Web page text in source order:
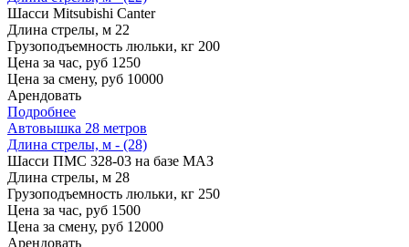
Шасси Mitsubishi Canter
Длина стрелы, м 22
Грузоподъемность люльки, кг 200
Цена за час, руб 1250
Цена за смену, руб 10000
Арендовать
Подробнее
Автовышка 28 метров
Длина стрелы, м - (28)
Шасси ПМС 328-03 на базе МАЗ
Длина стрелы, м 28
Грузоподъемность люльки, кг 250
Цена за час, руб 1500
Цена за смену, руб 12000
Арендовать